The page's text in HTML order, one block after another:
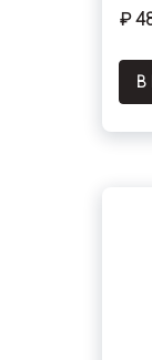
₽
В